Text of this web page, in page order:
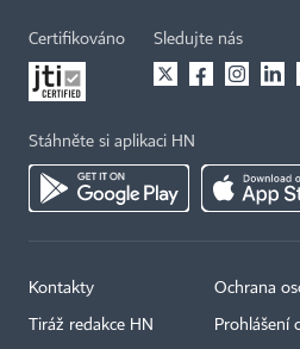
Certifikováno Sledujte nás
Stáhněte si aplikaci HN
Kontakty
Tiráž redakce HN
Ochrana
Prohlášení